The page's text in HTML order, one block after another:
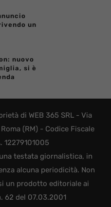
un
nuovo
si è
di WEB 365 SRL - Via
(RM) - Codice Fiscale
12279101005
testata giornalistica, in
alcuna periodicità. Non
un prodotto editoriale ai
62 del 07.03.2001